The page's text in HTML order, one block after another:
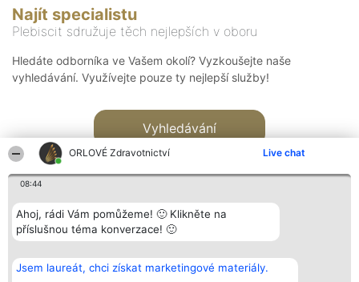
ORLOVÉ Zdravotnictví Live chat
08:44
Ahoj, rádi Vám pomůžeme! 🙂 Klikněte na
příslušnou téma konverzace! 🙂
Jsem laureát, chci získat marketingové materiály.
Najít specialistu
Plebiscit sdružuje těch nejlepších v oboru
Hledáte odborníka ve Vašem okolí? Vyzkoušejte naše
vyhledávání. Využívejte pouze ty nejlepší služby!
Vyhledávání
Bright Side Solutions sp. z o.
o. sp. k.
Vítězové
Seznam všech
Kontakt